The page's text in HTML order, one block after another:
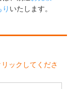
り いたします。
ックしてくださ